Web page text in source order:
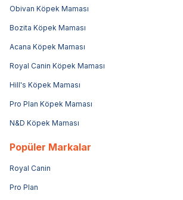
Obivan Köpek Maması
Bozita Köpek Maması
Acana Köpek Maması
Royal Canin Köpek Maması
Hill's Köpek Maması
Pro Plan Köpek Maması
N&D Köpek Maması
Popüler Markalar
Royal Canin
Pro Plan